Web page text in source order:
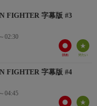
FIGHTER 字幕版 #3
02:30
FIGHTER 字幕版 #4
04:45